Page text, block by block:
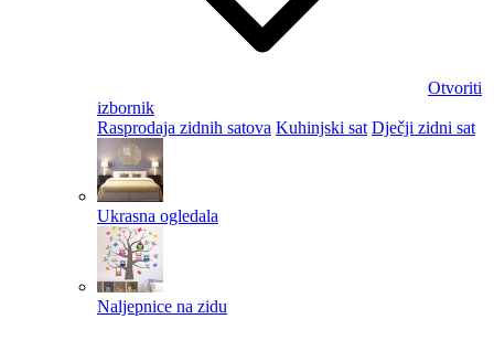
Otvoriti
izbornik
Rasprodaja zidnih satova Kuhinjski sat Dječji zidni sat
Ukrasna ogledala
Naljepnice na zidu